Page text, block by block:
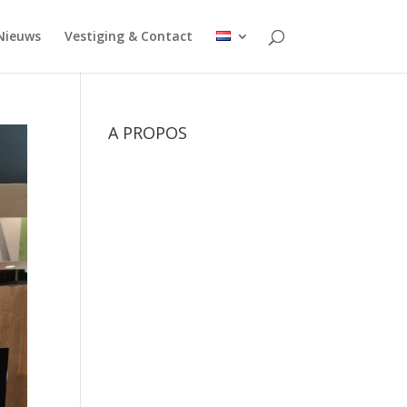
Vestiging & Contact
A PROPOS